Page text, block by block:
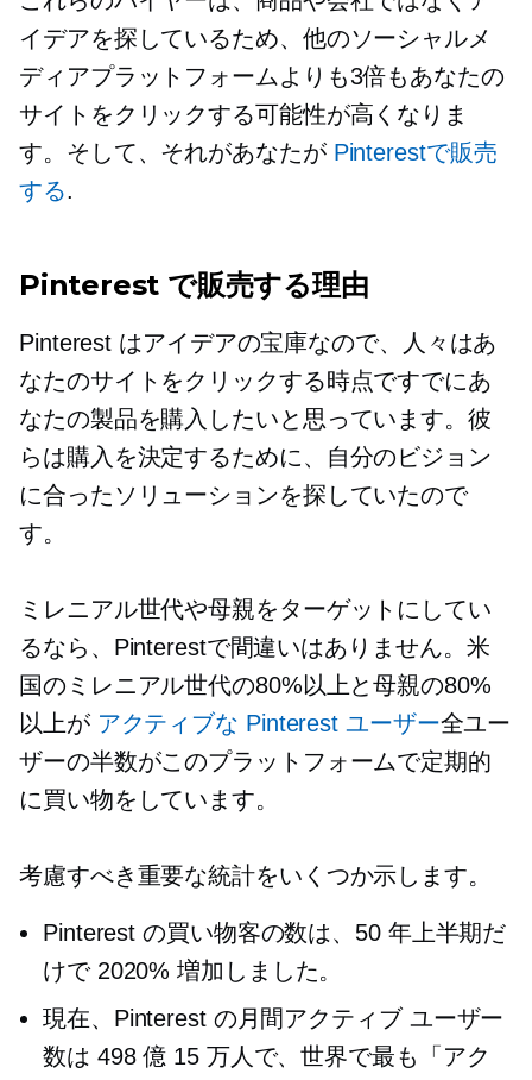
イデアを探しているため、他のソーシャルメ
ディアプラットフォームよりも3倍もあなたの
サイトをクリックする可能性が高くなりま
す。そして、それがあなたが Pinterestで販売
する.
Pinterest で販売する理由
Pinterest はアイデアの宝庫なので、人々はあ
なたのサイトをクリックする時点ですでにあ
なたの製品を購入したいと思っています。彼
らは購入を決定するために、自分のビジョン
に合ったソリューションを探していたので
す。
ミレニアル世代や母親をターゲットにしてい
るなら、Pinterestで間違いはありません。米
国のミレニアル世代の80%以上と母親の80%
以上が アクティブな Pinterest ユーザー全ユー
ザーの半数がこのプラットフォームで定期的
に買い物をしています。
考慮すべき重要な統計をいくつか示します。
Pinterest の買い物客の数は、50 年上半期だ
けで 2020% 増加しました。
現在、Pinterest の月間アクティブ ユーザー
数は 498 億 15 万人で、世界で最も「アク